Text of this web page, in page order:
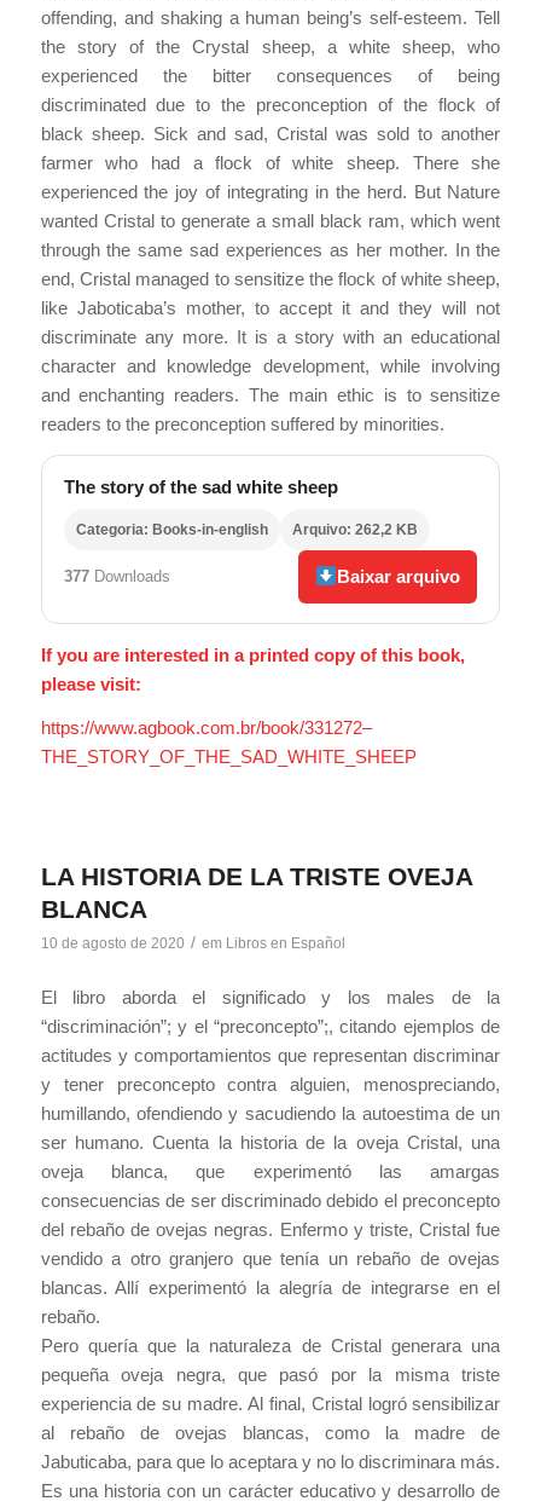
offending, and shaking a human being’s self-esteem. Tell
the story of the Crystal sheep, a white sheep, who
experienced the bitter consequences of being
discriminated due to the preconception of the flock of
black sheep. Sick and sad, Cristal was sold to another
farmer who had a flock of white sheep. There she
experienced the joy of integrating in the herd. But Nature
wanted Cristal to generate a small black ram, which went
through the same sad experiences as her mother. In the
end, Cristal managed to sensitize the flock of white sheep,
like Jaboticaba’s mother, to accept it and they will not
discriminate any more. It is a story with an educational
character and knowledge development, while involving
and enchanting readers. The main ethic is to sensitize
readers to the preconception suffered by minorities.
The story of the sad white sheep
Categoria: Books-in-english Arquivo: 262,2 KB
377Downloads Baixar arquivo
If you are interested in a printed copy of this book,
please visit:
https://www.agbook.com.br/book/331272–
THE_STORY_OF_THE_SAD_WHITE_SHEEP
LA HISTORIA DE LA TRISTE OVEJA
BLANCA
10 de agosto de 2020 / em Libros en Español
El libro aborda el significado y los males de la
“discriminación”; y el “preconcepto”;, citando ejemplos de
actitudes y comportamientos que representan discriminar
y tener preconcepto contra alguien, menospreciando,
humillando, ofendiendo y sacudiendo la autoestima de un
ser humano. Cuenta la historia de la oveja Cristal, una
oveja blanca, que experimentó las amargas
consecuencias de ser discriminado debido el preconcepto
del rebaño de ovejas negras. Enfermo y triste, Cristal fue
vendido a otro granjero que tenía un rebaño de ovejas
blancas. Allí experimentó la alegría de integrarse en el
rebaño.
Pero quería que la naturaleza de Cristal generara una
pequeña oveja negra, que pasó por la misma triste
experiencia de su madre. Al final, Cristal logró sensibilizar
al rebaño de ovejas blancas, como la madre de
Jabuticaba, para que lo aceptara y no lo discriminara más.
Es una historia con un carácter educativo y desarrollo de